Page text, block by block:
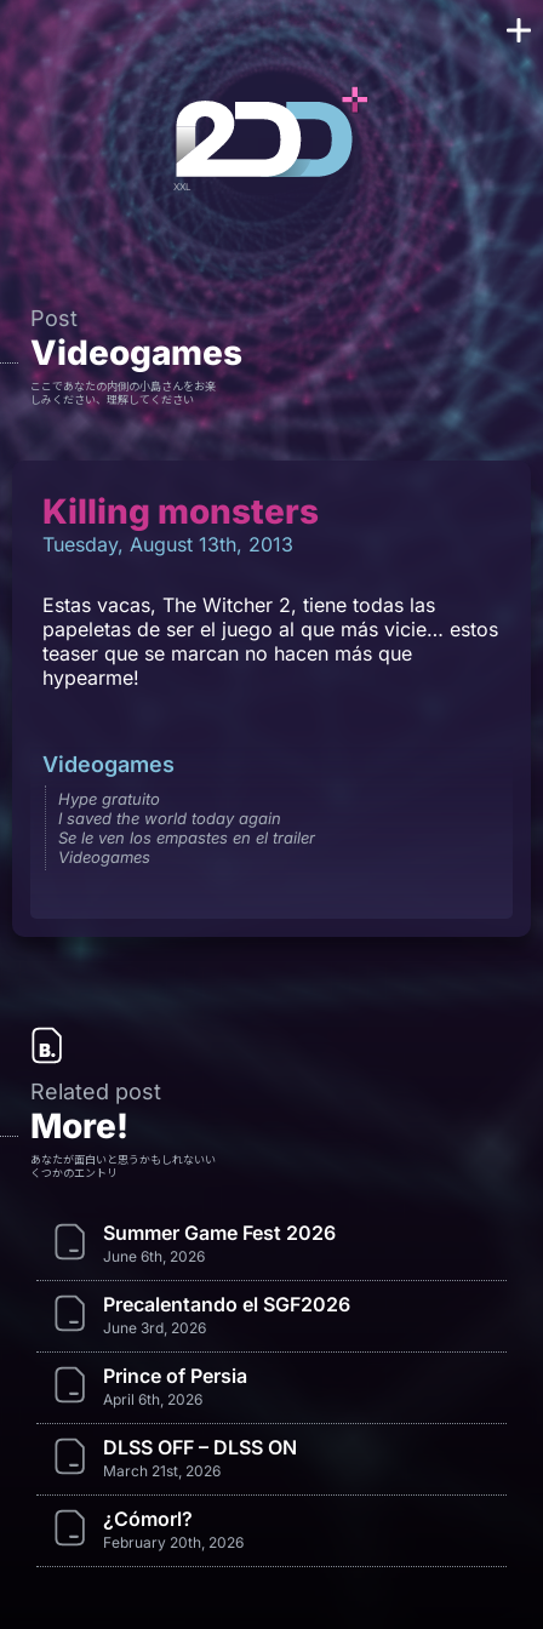
Post
Videogames
ここであなたの内側の小島さんをお楽
しみください、理解してください
Killing monsters
Tuesday, August 13th, 2013
Estas vacas, The Witcher 2, tiene todas las
papeletas de ser el juego al que más vicie… estos
teaser que se marcan no hacen más que
hypearme!
Videogames
Hype gratuito
I saved the world today again
Se le ven los empastes en el trailer
Videogames
Related post
More!
あなたが面白いと思うかもしれないい
くつかのエントリ
Summer Game Fest 2026
June 6th, 2026
Precalentando el SGF2026
June 3rd, 2026
Prince of Persia
April 6th, 2026
DLSS OFF – DLSS ON
March 21st, 2026
¿Cómorl?
February 20th, 2026